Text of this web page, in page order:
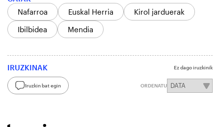
Nafarroa
Euskal Herria
Kirol jarduerak
Ibilbidea
Mendia
IRUZKINAK Ez dago iruzkinik
Iruzkin bat egin ORDENATU